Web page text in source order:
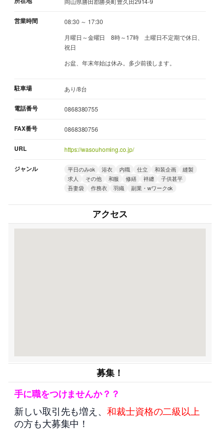
営業時間
08:30 ～ 17:30
月曜日～金曜日 8時～17時 土曜日不定期で休日、
祝日
お盆、年末年始は休み。多少前後します。
駐車場 あり/8台
電話番号 0868380755
FAX番号 0868380756
URL https://wasouhoming.co.jp/
ジャンル 平日のみok 浴衣 内職 仕立 和装企画
縫製
求人
その他 和服 修繕 袢纏
子供甚平
吾妻袋
作務衣 羽織 副業・wワークok
アクセス
募集！
手に職をつけませんか？？
新しい取引先も増え、 和裁士資格の二級以上
の方も大募集中！